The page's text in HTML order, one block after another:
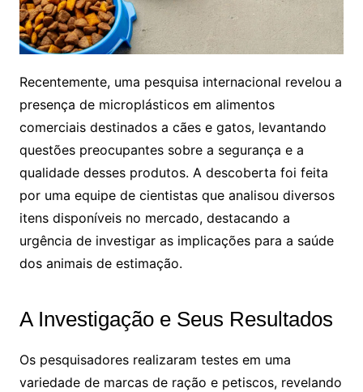
Recentemente, uma pesquisa internacional revelou a
presença de microplásticos em alimentos
comerciais destinados a cães e gatos, levantando
questões preocupantes sobre a segurança e a
qualidade desses produtos. A descoberta foi feita
por uma equipe de cientistas que analisou diversos
itens disponíveis no mercado, destacando a
urgência de investigar as implicações para a saúde
dos animais de estimação.
A Investigação e Seus Resultados
Os pesquisadores realizaram testes em uma
variedade de marcas de ração e petiscos, revelando